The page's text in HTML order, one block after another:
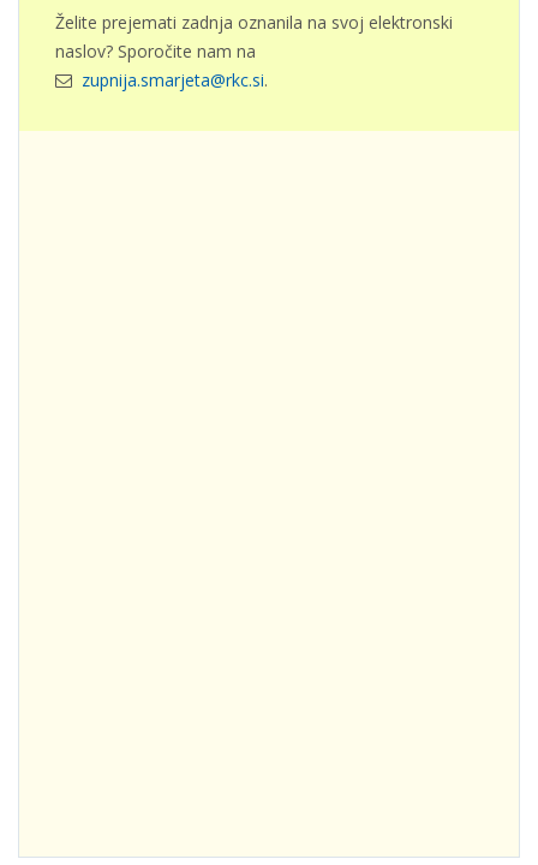
Želite prejemati zadnja oznanila na svoj elektronski
naslov? Sporočite nam na
zupnija.smarjeta@rkc.si.